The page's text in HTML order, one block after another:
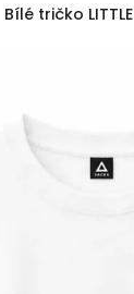
Bílé tričko